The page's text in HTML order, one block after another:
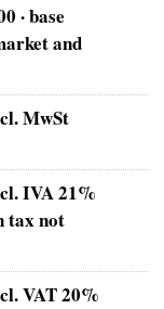
· base
and
MwSt
IVA 21%
tax not
VAT 20%